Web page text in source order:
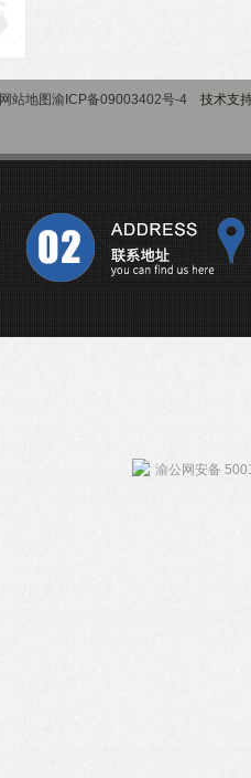
网站地图渝ICP备09003402号-4 技术支
渝公网安备